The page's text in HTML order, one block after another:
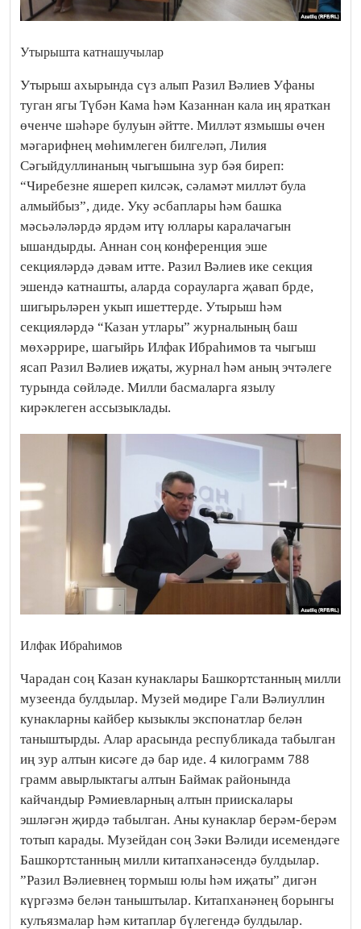
Утырышта катнашучылар
Утырыш ахырында сүз алып Разил Вәлиев Уфаны
туган ягы Түбән Кама һәм Казаннан кала иң яраткан
өченче шәһәре булуын әйтте. Милләт язмышы өчен
мәгарифнең мөһимлеген билгеләп, Лилия
Сәгыйдуллинаның чыгышына зур бәя биреп:
“Чиребезне яшереп килсәк, сәламәт милләт була
алмыйбыз”, диде. Уку әсбаплары һәм башка
мәсьәләләрдә ярдәм итү юллары каралачагын
ышандырды. Аннан соң конференция эше
секцияләрдә дәвам итте. Разил Вәлиев ике секция
эшендә катнашты, аларда сорауларга җавап брде,
шигырьләрен укып ишеттерде. Утырыш һәм
секцияләрдә “Казан утлары” журналының баш
мөхәррире, шагыйрь Илфак Ибраһимов та чыгыш
ясап Разил Вәлиев иҗаты, журнал һәм аның эчтәлеге
турында сөйләде. Милли басмаларга язылу
кирәклеген ассызыклады.
Илфак Ибраһимов
Чарадан соң Казан кунаклары Башкортстанның милли
музеенда булдылар. Музей мөдире Гали Вәлиуллин
кунакларны кайбер кызыклы экспонатлар белән
таныштырды. Алар арасында республикада табылган
иң зур алтын кисәге дә бар иде. 4 килограмм 788
грамм авырлыктагы алтын Баймак районында
кайчандыр Рәмиевларның алтын приискалары
эшләгән җирдә табылган. Аны кунаклар берәм-берәм
тотып карады. Музейдан соң Зәки Вәлиди исемендәге
Башкортстанның милли китапханәсендә булдылар.
”Разил Вәлиевнең тормыш юлы һәм иҗаты” дигән
күргәзмә белән таныштылар. Китапханәнең борынгы
кулъязмалар һәм китаплар бүлегендә булдылар.